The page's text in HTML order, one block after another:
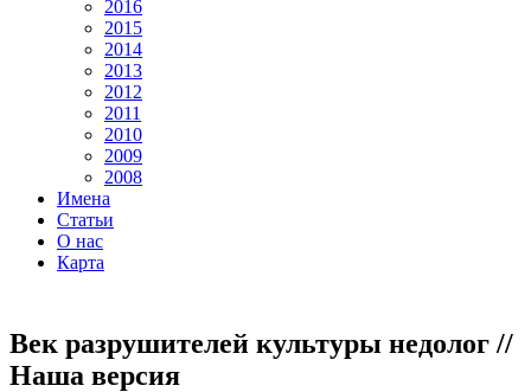
2016
2015
2014
2013
2012
2011
2010
2009
2008
Имена
Статьи
О нас
Карта
Век разрушителей культуры недолог //
Наша версия